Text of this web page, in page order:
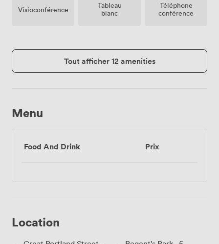
Visioconférence
Tableau
blanc
Téléphone
conférence
Tout afficher 12 amenities
Menu
Food And Drink Prix
Location